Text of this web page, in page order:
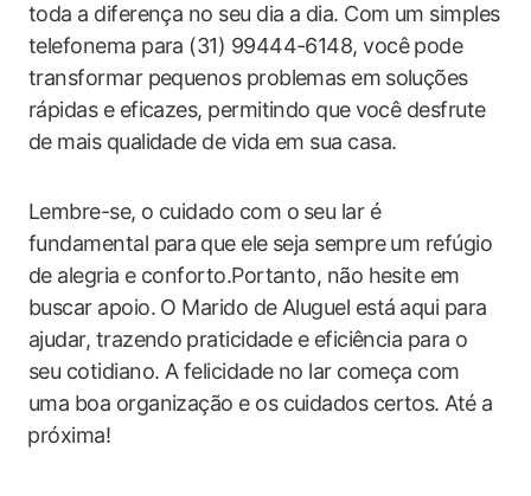
toda​ a diferença no seu dia a dia. ‍Com um simples
telefonema para (31) 99444-6148, você pode
transformar pequenos problemas ‌em ⁣soluções
rápidas e eficazes, permitindo que ⁢você desfrute
‌de mais qualidade de vida em sua casa.
Lembre-se,‍ o cuidado com o ⁤seu lar é
fundamental para⁢ que ele seja‍ sempre um refúgio
de alegria e conforto.Portanto, não hesite em
buscar apoio. O Marido ​de Aluguel está ⁣aqui para
ajudar, trazendo ⁣praticidade e eficiência para o
seu ‍cotidiano. A felicidade no lar começa com
uma boa organização e os cuidados certos. Até a
⁤próxima!